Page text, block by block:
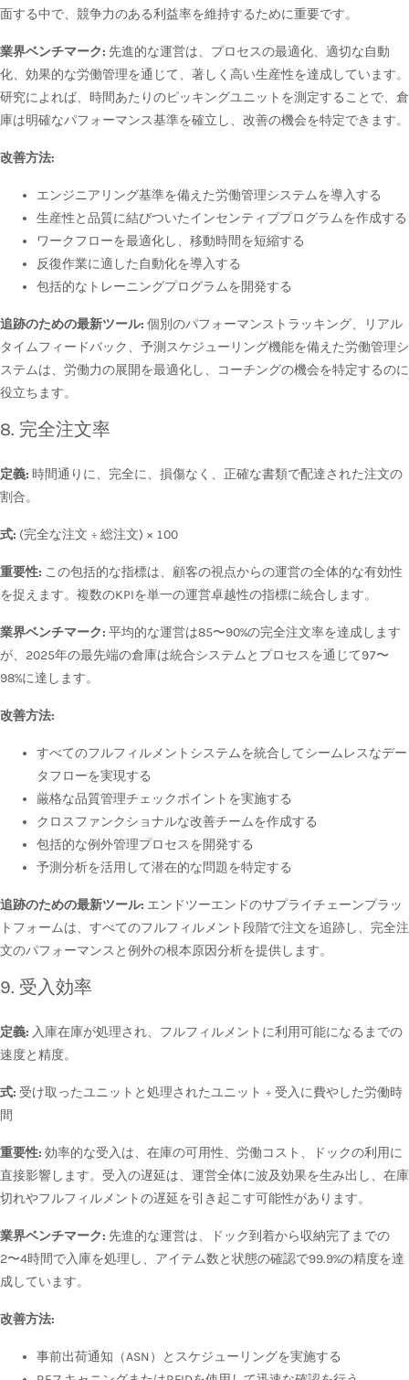
面する中で、競争力のある利益率を維持するために重要です。
業界ベンチマーク: 先進的な運営は、プロセスの最適化、適切な自動
化、効果的な労働管理を通じて、著しく高い生産性を達成しています。
研究によれば、時間あたりのピッキングユニットを測定することで、倉
庫は明確なパフォーマンス基準を確立し、改善の機会を特定できます。
改善方法:
エンジニアリング基準を備えた労働管理システムを導入する
生産性と品質に結びついたインセンティブプログラムを作成する
ワークフローを最適化し、移動時間を短縮する
反復作業に適した自動化を導入する
包括的なトレーニングプログラムを開発する
追跡のための最新ツール: 個別のパフォーマンストラッキング、リアル
タイムフィードバック、予測スケジューリング機能を備えた労働管理シ
ステムは、労働力の展開を最適化し、コーチングの機会を特定するのに
役立ちます。
8. 完全注文率
定義: 時間通りに、完全に、損傷なく、正確な書類で配達された注文の
割合。
式: (完全な注文 ÷ 総注文) × 100
重要性: この包括的な指標は、顧客の視点からの運営の全体的な有効性
を捉えます。複数のKPIを単一の運営卓越性の指標に統合します。
業界ベンチマーク: 平均的な運営は85〜90%の完全注文率を達成します
が、2025年の最先端の倉庫は統合システムとプロセスを通じて97〜
98%に達します。
改善方法:
すべてのフルフィルメントシステムを統合してシームレスなデー
タフローを実現する
厳格な品質管理チェックポイントを実施する
クロスファンクショナルな改善チームを作成する
包括的な例外管理プロセスを開発する
予測分析を活用して潜在的な問題を特定する
追跡のための最新ツール: エンドツーエンドのサプライチェーンプラッ
トフォームは、すべてのフルフィルメント段階で注文を追跡し、完全注
文のパフォーマンスと例外の根本原因分析を提供します。
9. 受入効率
定義: 入庫在庫が処理され、フルフィルメントに利用可能になるまでの
速度と精度。
式: 受け取ったユニットと処理されたユニット ÷ 受入に費やした労働時
間
重要性: 効率的な受入は、在庫の可用性、労働コスト、ドックの利用に
直接影響します。受入の遅延は、運営全体に波及効果を生み出し、在庫
切れやフルフィルメントの遅延を引き起こす可能性があります。
業界ベンチマーク: 先進的な運営は、ドック到着から収納完了までの
2〜4時間で入庫を処理し、アイテム数と状態の確認で99.9%の精度を達
成しています。
改善方法:
事前出荷通知（ASN）とスケジューリングを実施する